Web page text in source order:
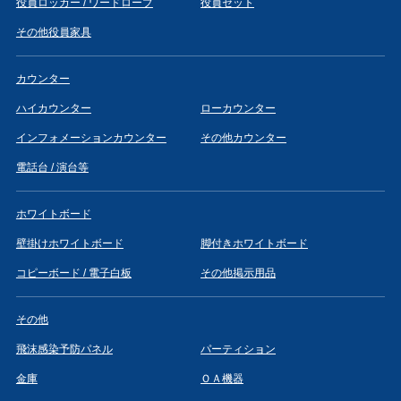
役員ロッカー / ワードローブ 役員セット
その他役員家具
カウンター
ハイカウンター ローカウンター
インフォメーションカウンター その他カウンター
電話台 / 演台等
ホワイトボード
壁掛けホワイトボード 脚付きホワイトボード
コピーボード / 電子白板 その他掲示用品
その他
飛沫感染予防パネル パーティション
金庫 ＯＡ機器